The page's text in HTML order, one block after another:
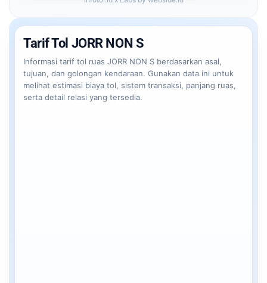
Tarif Tol JORR NON S
Informasi tarif tol ruas JORR NON S berdasarkan asal,
tujuan, dan golongan kendaraan. Gunakan data ini untuk
melihat estimasi biaya tol, sistem transaksi, panjang ruas,
serta detail relasi yang tersedia.